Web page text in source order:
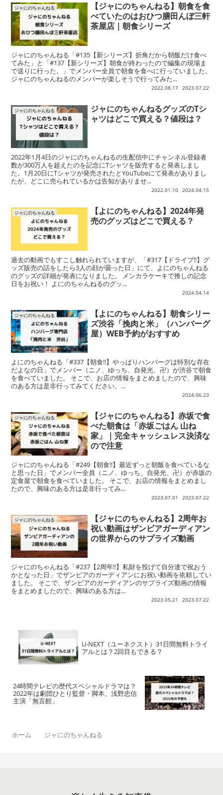
ジャにのちゃんねる
【ジャにのちゃんねる】朝食を食
べていたのはおひつ膳田んぼ三軒
茶屋店｜朝食シリーズ
ジャにのちゃんねる「#135【新シリーズ】折角だから朝飯だけ食べ
てみた」と「#137【新シリーズ】朝食が終わったので編集の現場ま
で送りに行った。」でメンバー全員で朝食を食べに行っていました。
ジャにのちゃんねるのメンバーが楽しそうで行ってみた...
2022.08.17 2023.07.22
ジャにのちゃんねる
ジャにのちゃんねるグッズのTシ
ャツはどこで買える？値段は？
2022年1月4日のジャにのちゃんねるの生配信中にチャンネル登録者
数が300万人を超えたのを記念にTシャツを販売すると発表しまし
た。1月20日にTシャツが発売されたとYouTubeにて発表がありまし
たが、どこに売られているかは告知がありませ...
2022.01.10 2024.04.15
ジャにのちゃんねる
【よにのちゃんねる】2024年発
売のグッズはどこで買える？
過去の動画でもすこし触れられていますが、「#317【ドライブ!!】グ
ッズ販売の話をしたら3人の顔が曇った日」にて、よにのちゃんねる
のグッズの詳細が発表になりました。 メンカラケーキで推しの記念
日をお祝い！ よにのちゃんねるのグッ...
2024.04.14
ジャにのちゃんねる
【よにのちゃんねる】朝食シリー
ズ渋谷「挽肉と米」（ハンバーグ
屋）WEB予約がおすすめ
よにのちゃんねる「#337【朝食!!】やっぱりハンバーグは特別な存在
だよなの日」でメンバー（ニノ、ゆっち、自発光、卍）が渋谷で朝食
を食べていました。 そこで、お店の情報をまとめましたので、興味
のある方は是非行ってみてください。...
2024.06.23
ジャにのちゃんねる
【ジャにのちゃんねる】赤坂で食
べた朝食は「赤坂ごはん 山ね
家」｜完全キャッシュレス決済な
ので注意
ジャにのちゃんねる「#249【朝食!!】最近ずっと朝飯を食べているな
と思った日」でメンバー全員（ニノ、ゆっち、自発光、卍）が赤坂の
定食屋で朝食を食べていました。 そこで、お店の情報をまとめまし
たので、興味のある方は是非行ってみ...
2023.07.01 2023.07.22
ジャにのちゃんねる
【ジャにのちゃんねる】2周年お
祝い動画はザンビアガーディアン
の世界からのサプライズ動画
ジャにのちゃんねる「#237【2周年!!】私財を投げて自分達で祝おう
かとなった日」でザンビアのガーディアンにお祝い動画を依頼してい
ました。 そこで、ザンビアのガーディアンのサプライズ動画の情報
をまとめましたので、興味のある方は...
2023.05.21 2023.07.22
U-NEXT（ユーネクスト）31日間無料トライ
アルとは？2回目もできる？
24時間テレビの歴代スペシャルドラマは？
2022年は劇団ひとり監督・脚本、浅野忠信
主演「無言館」
ホーム ジャにのちゃんねる